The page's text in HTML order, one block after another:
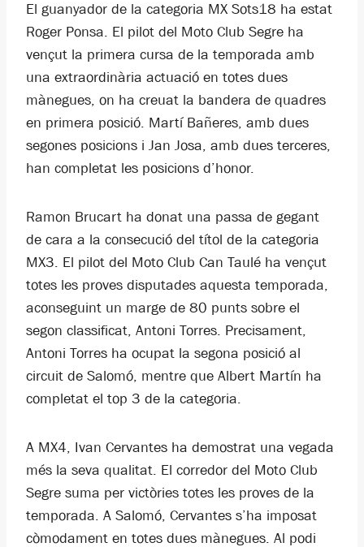
El guanyador de la categoria MX Sots18 ha estat
Roger Ponsa. El pilot del Moto Club Segre ha
vençut la primera cursa de la temporada amb
una extraordinària actuació en totes dues
mànegues, on ha creuat la bandera de quadres
en primera posició. Martí Bañeres, amb dues
segones posicions i Jan Josa, amb dues terceres,
han completat les posicions d’honor.
Ramon Brucart ha donat una passa de gegant
de cara a la consecució del títol de la categoria
MX3. El pilot del Moto Club Can Taulé ha vençut
totes les proves disputades aquesta temporada,
aconseguint un marge de 80 punts sobre el
segon classificat, Antoni Torres. Precisament,
Antoni Torres ha ocupat la segona posició al
circuit de Salomó, mentre que Albert Martín ha
completat el top 3 de la categoria.
A MX4, Ivan Cervantes ha demostrat una vegada
més la seva qualitat. El corredor del Moto Club
Segre suma per victòries totes les proves de la
temporada. A Salomó, Cervantes s’ha imposat
còmodament en totes dues mànegues. Al podi